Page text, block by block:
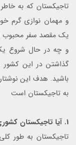
تاجیکستان که به
و مهمان نوازی گرم
یک مقصد سفر محبوب
و چه در حال شروع یک
گذاشتن در این کشور
باشید. هدف این
به تاجیکستان است
1. آیا تاجیکستان کشوری امن برای بازدید است؟
تاجیکستان به طور